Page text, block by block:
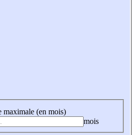
maximale (en mois)
mois